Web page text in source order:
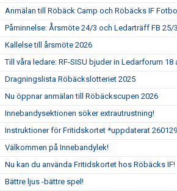
Anmälan till Röbäck Camp och Röbäcks IF
Påminnelse: Årsmöte 24/3 och Ledarträff FB 25/3
Kallelse till årsmöte 2026
Till våra ledare: RF-SISU bjuder in Ledarforum 18
Dragningslista Röbäckslotteriet 2025
Nu öppnar anmälan till Röbäckscupen 2026
Innebandysektionen söker extrautrustning!
Instruktioner för Fritidskortet *uppdaterat
Välkommen på Innebandylek!
Nu kan du använda Fritidskortet hos Röbäcks IF!
Bättre ljus -bättre spel!